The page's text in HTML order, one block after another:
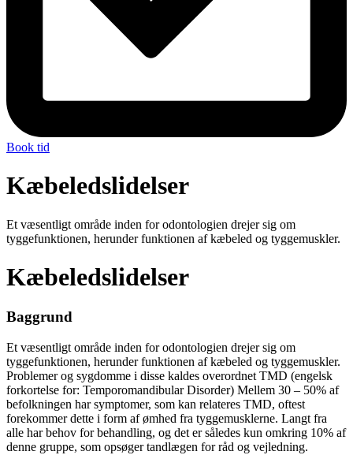
Book tid
Kæbeledslidelser
Et væsentligt område inden for odontologien drejer sig om
tyggefunktionen, herunder funktionen af kæbeled og tyggemuskler.
Kæbeledslidelser
Baggrund
Et væsentligt område inden for odontologien drejer sig om
tyggefunktionen, herunder funktionen af kæbeled og tyggemuskler.
Problemer og sygdomme i disse kaldes overordnet TMD (engelsk
forkortelse for: Temporomandibular Disorder) Mellem 30 – 50% af
befolkningen har symptomer, som kan relateres TMD, oftest
forekommer dette i form af ømhed fra tyggemusklerne. Langt fra
alle har behov for behandling, og det er således kun omkring 10% af
denne gruppe, som opsøger tandlægen for råd og vejledning.